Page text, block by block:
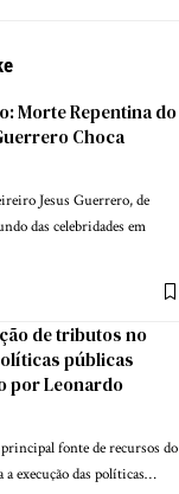
Morte Repentina do
Choca
Jesus Guerrero, de
das celebridades em
de tributos no
públicas
por Leonardo
fonte de recursos do
a execução das políticas…